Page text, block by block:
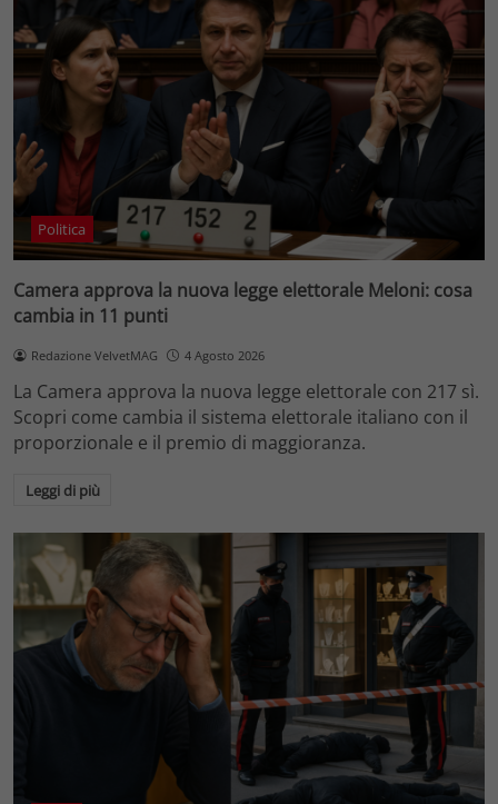
Politica
Camera approva la nuova legge elettorale Meloni: cosa
cambia in 11 punti
Redazione VelvetMAG 4 Agosto 2026
La Camera approva la nuova legge elettorale con 217 sì.
Scopri come cambia il sistema elettorale italiano con il
proporzionale e il premio di maggioranza.
Leggi di più